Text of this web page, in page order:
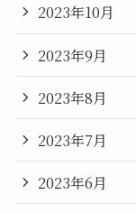
2023年10月
2023年9月
2023年8月
2023年7月
2023年6月